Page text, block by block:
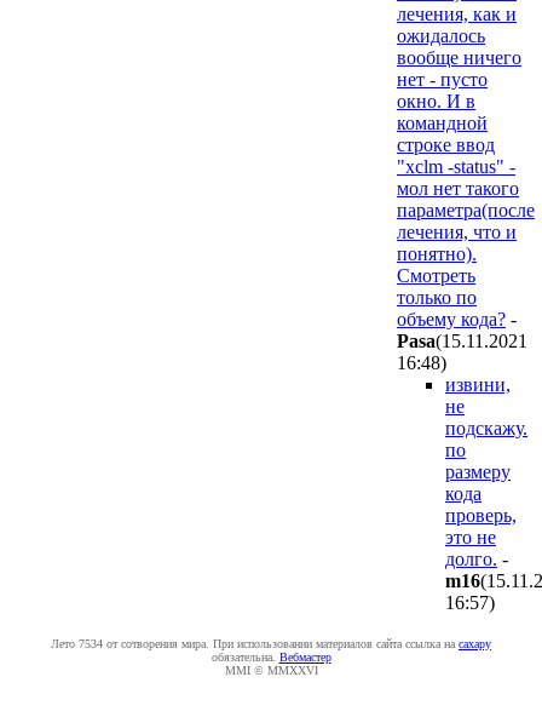
лечения, как и
ожидалось
вообще ничего
нет - пусто
окно. И в
командной
строке ввод
"xclm -status" -
мол нет такого
параметра(после
лечения, что и
понятно).
Смотреть
только по
объему кода? -
Pasa(15.11.2021
16:48)
извини,
не
подскажу.
по
размеру
кода
проверь,
это не
долго. -
m16
16:57)
Лето 7534 от сотворения мира. При использовании материалов сайта ссылка на caxapу
обязательна. Вебмастер
MMI © MMXXVI